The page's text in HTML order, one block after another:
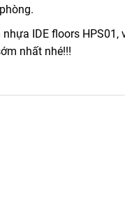
IDE floors HPS01,
nhất nhé!!!